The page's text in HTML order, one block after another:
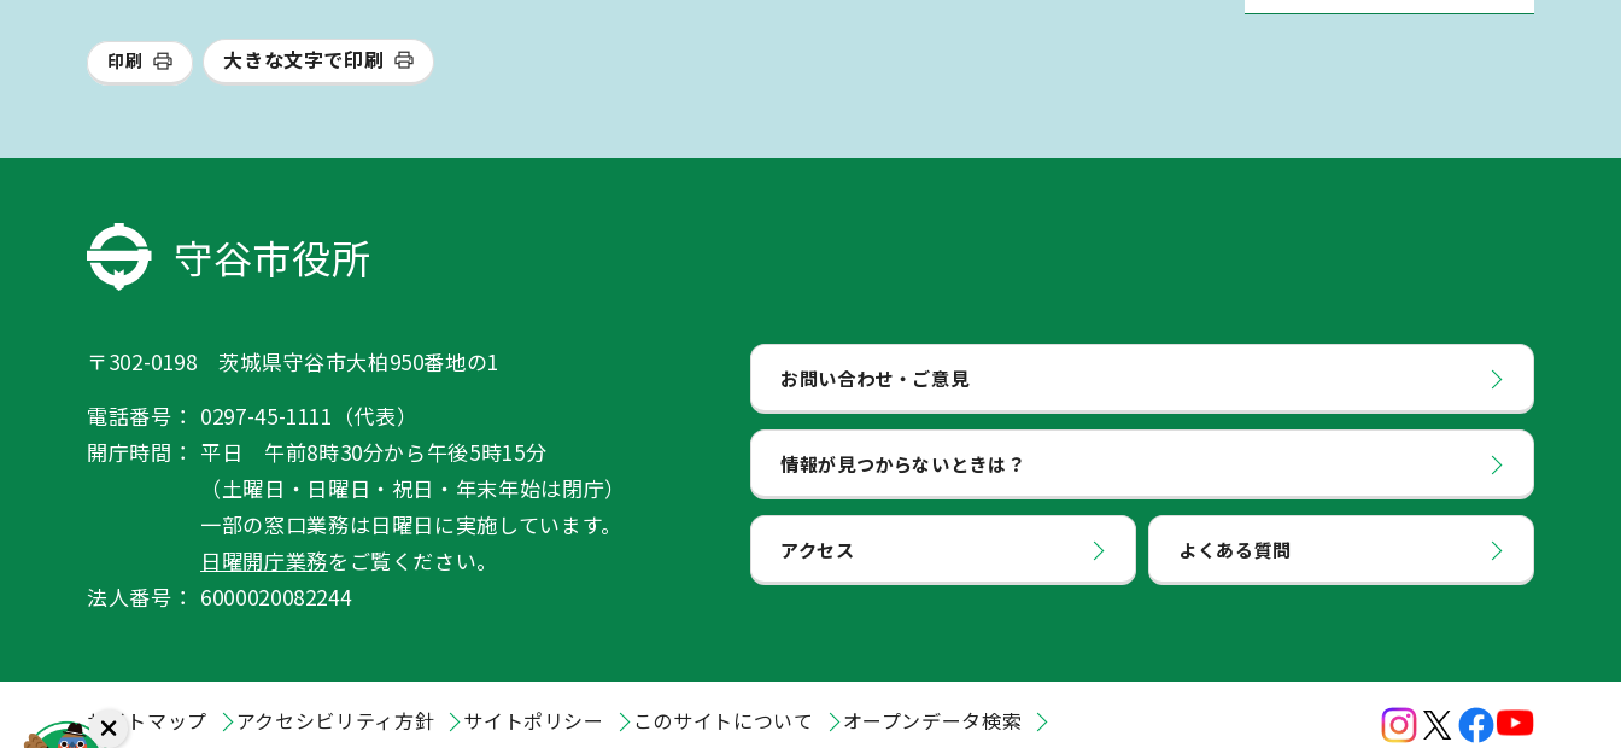
印刷 大きな文字で印刷
守谷市役所
〒302-0198 茨城県守谷市大柏950番地の1
電話番号： 0297-45-1111（代表）
開庁時間： 平日 午前8時30分から午後5時15分
（土曜日・日曜日・祝日・年末年始は閉庁）
一部の窓口業務は日曜日に実施しています。
日曜開庁業務をご覧ください。
法人番号： 6000020082244
お問い合わせ・ご意見
情報が見つからないときは？
アクセス よくある質問
サイトマップ アクセシビリティ方針 サイトポリシー このサイトについて オープンデータ検索